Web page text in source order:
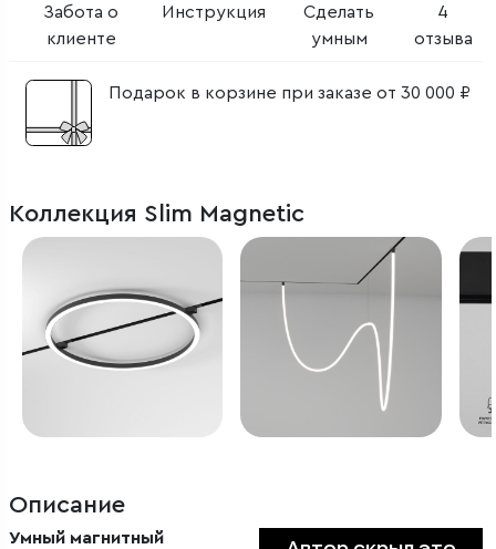
Забота о
клиенте
Инструкция
Сделать
умным
4
отзыва
Подарок в корзине при заказе от 30 000 ₽
Коллекция Slim Magnetic
Описание
Умный магнитный